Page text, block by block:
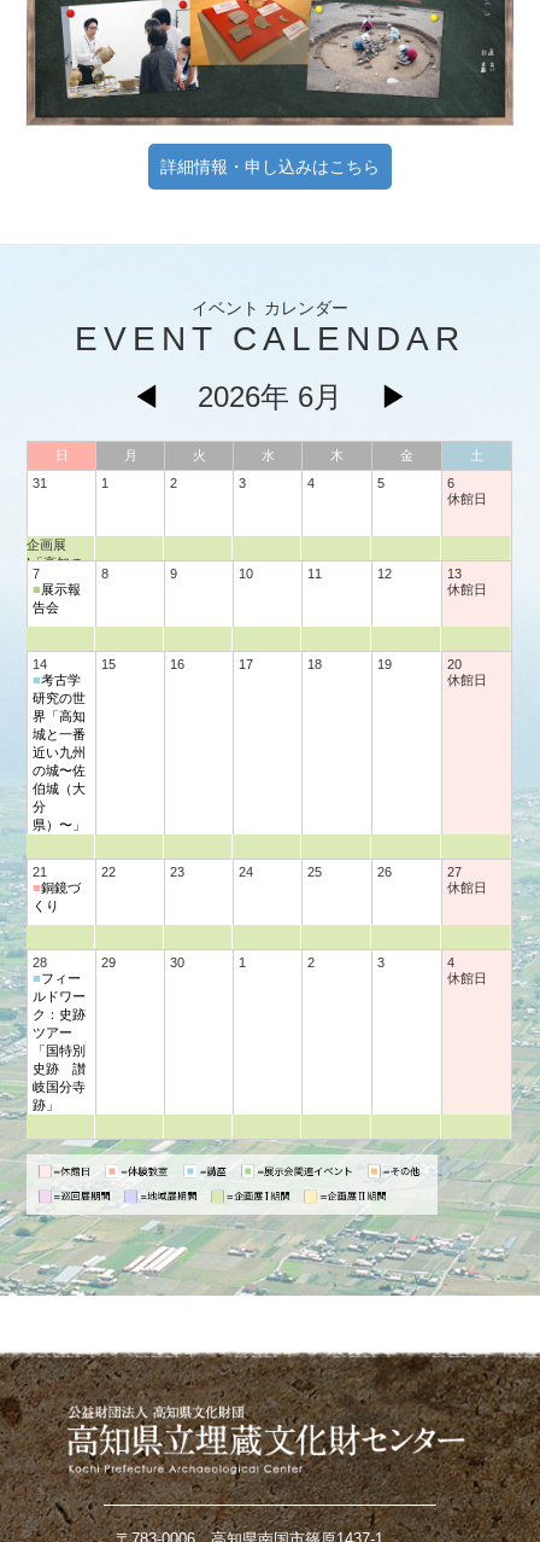
詳細情報・申し込みはこちら
イベント カレンダー
EVENT CALENDAR
◀ 2026年 6月 ▶
日 月 火 水 木 金
土
31
企画展
Ⅰ「高知の
遺跡展―奥
谷南遺跡
―」
1 2 3 4 5
6
休館日
7
■展示報
告会
8 9 10 11 12
13
休館日
14
■考古学
研究の世
界「高知
城と一番
近い九州
の城〜佐
伯城（大
分
県）〜」
15 16 17 18 19
20
休館日
21
■銅鏡づ
くり
22 23 24 25 26
27
休館日
28
■フィー
ルドワー
ク：史跡
ツアー
「国特別
史跡 讃
岐国分寺
跡」
29 30 1 2 3
4
休館日